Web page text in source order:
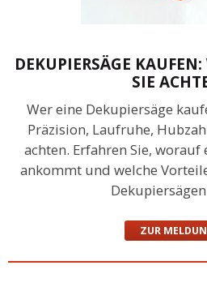
DEKUPIERSÄGE
SIE
Wer eine Dekupiersäge
Präzision, Laufruhe,
achten. Erfahren Sie,
ankommt und welche
ZUR